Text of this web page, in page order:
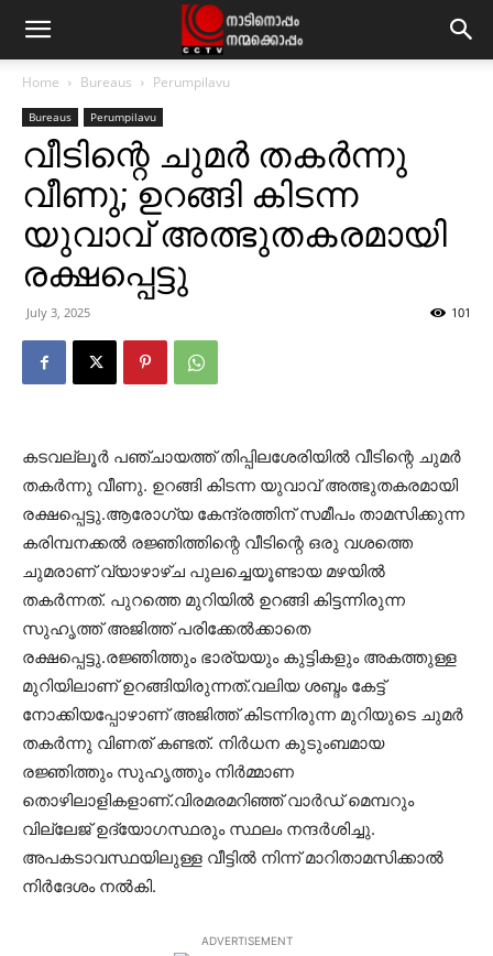
Home Bureaus Perumpilavu
Bureaus Perumpilavu
വീടിന്റെ ചുമര്‍ തകര്‍ന്നു
വീണു; ഉറങ്ങി കിടന്ന
യുവാവ് അത്ഭുതകരമായി
രക്ഷപ്പെട്ടു
July 3, 2025 101
കടവല്ലൂര്‍ പഞ്ചായത്ത് തിപ്പിലശേരിയില്‍ വീടിന്റെ ചുമര്‍
തകര്‍ന്നു വീണു. ഉറങ്ങി കിടന്ന യുവാവ് അത്ഭുതകരമായി
രക്ഷപ്പെട്ടു.ആരോഗ്യ കേന്ദ്രത്തിന് സമീപം താമസിക്കുന്ന
കരിമ്പനക്കല്‍ രജ്ഞിത്തിന്റെ വീടിന്റെ ഒരു വശത്തെ
ചുമരാണ് വ്യാഴാഴ്ച പുലച്ചെയൂണ്ടായ മഴയില്‍
തകര്‍ന്നത്. പുറത്തെ മുറിയില്‍ ഉറങ്ങി കിട്ടന്നിരുന്ന
സുഹൃത്ത് അജിത്ത് പരിക്കേല്‍ക്കാതെ
രക്ഷപ്പെട്ടു.രജ്ഞിത്തും ഭാര്യയും കുട്ടികളും അകത്തുള്ള
മുറിയിലാണ് ഉറങ്ങിയിരുന്നത്.വലിയ ശബ്ദം കേട്ട്
നോക്കിയപ്പോഴാണ് അജിത്ത് കിടന്നിരുന്ന മുറിയുടെ ചുമര്‍
തകര്‍ന്നു വിണത് കണ്ടത്. നിര്‍ധന കുടുംബമായ
രജ്ഞിത്തും സുഹൃത്തും നിര്‍മ്മാണ
തൊഴിലാളികളാണ്.വിരമരമറിഞ്ഞ് വാര്‍ഡ് മെമ്പറും
വില്ലേജ് ഉദ്യോഗസ്ഥരും സ്ഥലം നന്ദര്‍ശിച്ചു.
അപകടാവസ്ഥയിലുള്ള വീട്ടില്‍ നിന്ന് മാറിതാമസിക്കാല്‍
നിര്‍ദേശം നല്‍കി.
ADVERTISEMENT